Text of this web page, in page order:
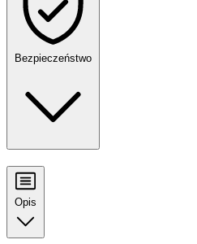
Bezpieczeństwo
Opis